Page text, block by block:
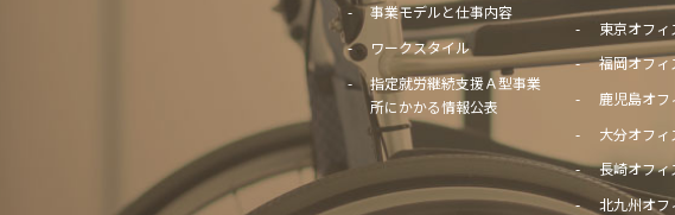
事業モデルと仕事内容
ワークスタイル
指定就労継続支援Ａ型事業
所にかかる情報公表
東京オフィ
福岡オフィ
鹿児島オフ
大分オフィ
長崎オフィ
北九州オフ